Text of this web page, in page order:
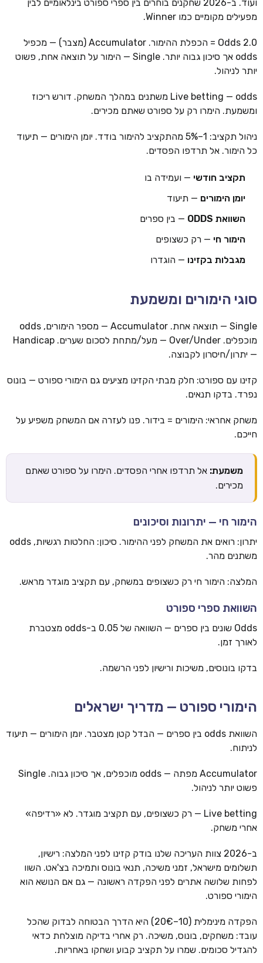
ועוד. ב-2026 שחקנים בוחרים בין ספרי ספורט בינלאומיים לבין
מפעילים מקומיים כמו Winner.
Odds 2.0 = הכפלת ההימור. Accumulator (מצבר) — מכפיל
odds אך סיכון גבוה יותר. Single — הימור על תוצאה אחת, פשוט
יותר לניהול.
Live betting — odds משתנים במהלך המשחק. דורש ריכוז
ומשמעת. הימרו רק על ספורט שאתם מכירים.
ניהול תקציב: 1–5% מהתקציב להימור בודד. יומן הימורים — תיעוד
כל הימור. אל תרדפו הפסדים.
תקציב חודשי — ועמידה בו
יומן הימורים — תיעוד
השוואת ODDS
— בין ספרים
הימור חי — רק כשצופים
מגבלות בקזינו — הוגדרו
סוגי הימורים ומשמעת
Single — תוצאה אחת. Accumulator — מספר הימורים, odds
מוכפלים. Over/Under — מעל/מתחת לסכום שערים. Handicap
— יתרון/חיסרון לקבוצה.
קזינו עם ספורט: חלק מבתי הקזינו מציעים גם הימורי ספורט — בונוס
נפרד. בדקו תנאים.
משחק אחראי: הימורים = בידור. פנו לעזרה אם המשחק משפיע על
חייכם.
משמעת: אל תרדפו אחרי הפסדים. הימרו על ספורט שאתם
מכירים.
הימור חי — יתרונות וסיכונים
יתרון: רואים את המשחק לפני ההימור. סיכון: החלטות רגשיות, odds
משתנים מהר.
המלצה: הימור חי רק כשצופים במשחק, עם תקציב מוגדר מראש.
השוואת ספרי ספורט
Odds שונים בין ספרים — השוואה של 0.05 ב-odds מצטברת
לאורך זמן.
בדקו בונוסים, משיכות ורישיון לפני הרשמה.
הימורי ספורט — מדריך ישראלים
השוואת odds בין ספרים — הבדל קטן מצטבר. יומן הימורים — תיעוד
לניתוח.
Accumulator מפתה — odds מוכפלים, אך סיכון גבוה. Single
פשוט יותר לניהול.
Live betting — רק כשצופים, עם תקציב מוגדר. לא «רדיפה»
אחרי משחק.
ב-2026 צוות העריכה שלנו בודק קזינו לפני המלצה: רישיון,
תשלומים מישראל, זמני משיכה, תנאי בונוס ותמיכה בצ'אט. השוו
לפחות שלושה אתרים לפני הפקדה ראשונה — גם אם הנושא הוא
הימורי ספורט.
הפקדה מינימלית (10–20€) היא הדרך הבטוחה לבדוק שהכל
עובד: משחקים, בונוס, משיכה. רק אחרי בדיקה מוצלחת כדאי
להגדיל סכומים. שמרו על תקציב קבוע ושחקו באחריות.